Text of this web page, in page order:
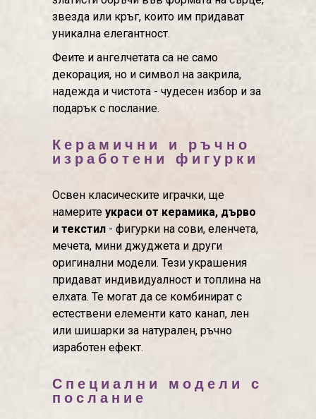
звезда или кръг, които им придават
уникална елегантност.
Феите и ангелчетата са не само
декорация, но и символ на закрила,
надежда и чистота - чудесен избор и за
подарък с послание.
Керамични и ръчно
изработени фигурки
Освен класическите играчки, ще
намерите украси от керамика, дърво
и текстил - фигурки на сови, еленчета,
мечета, мини джуджета и други
оригинални модели. Тези украшения
придават индивидуалност и топлина на
елхата. Те могат да се комбинират с
естествени елементи като канап, лен
или шишарки за натурален, ръчно
изработен ефект.
Специални модели с
послание